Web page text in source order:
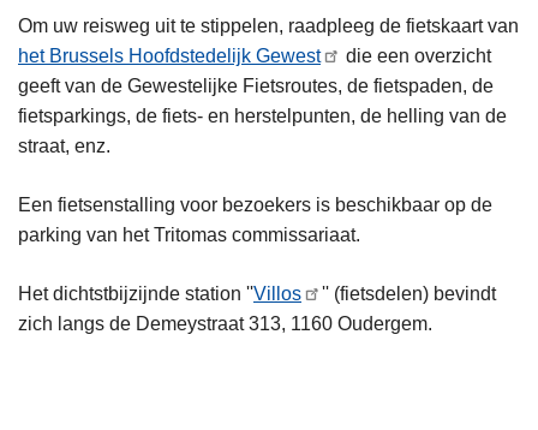
Om uw reisweg uit te stippelen, raadpleeg de fietskaart van
het Brussels Hoofdstedelijk Gewest
die een overzicht
geeft van de Gewestelijke Fietsroutes, de fietspaden, de
fietsparkings, de fiets- en herstelpunten, de helling van de
straat, enz.
Een fietsenstalling voor bezoekers is beschikbaar op de
parking van het Tritomas commissariaat.
Het dichtstbijzijnde station ''Villos
'' (fietsdelen) bevindt
zich langs de Demeystraat 313, 1160 Oudergem.